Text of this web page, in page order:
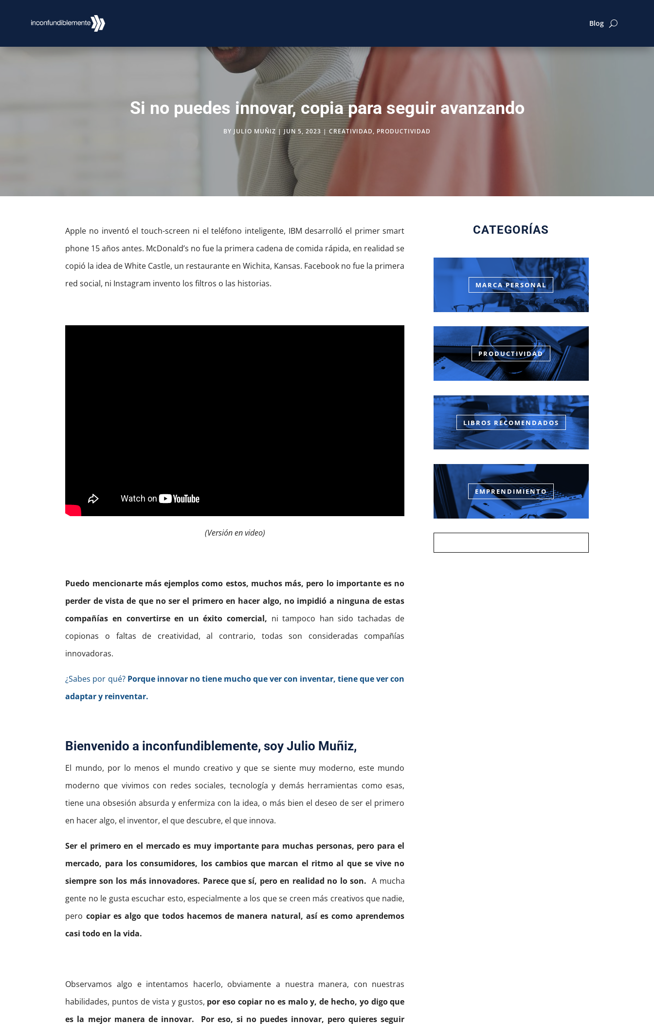
Blog
Si no puedes innovar, copia para seguir avanzando
BY JULIO MUÑIZ|JUN 5, 2023 | CREATIVIDAD, PRODUCTIVIDAD
Apple no inventó eltouch-screen ni el teléfono inteligente, IBM desarrolló el primersmart
phone 15 años antes. McDonald’s no fue la primera cadena de comida rápida, en realidad se
copió la idea de White Castle, un restaurante en Wichita, Kansas. Facebook no fue la primera
red social, ni Instagram invento los filtros o las historias.
(Versión en video)
Puedo mencionarte más ejemplos como estos, muchos más, pero lo importante es no
perder de vista de que no ser el primero en hacer algo, no impidió a ninguna de estas
compañías en convertirse en un éxito comercial, ni tampoco han sido tachadas de
copionas o faltas de creatividad, al contrario, todas son consideradas compañías
innovadoras.
¿Sabes por qué? Porque innovar no tiene mucho que ver con inventar, tiene que ver con
adaptar y reinventar.
Bienvenido a inconfundiblemente, soy Julio Muñiz,
El mundo, por lo menos el mundo creativo y que se siente muy moderno, este mundo
moderno que vivimos con redes sociales, tecnología y demás herramientas como esas,
tiene una obsesión absurda y enfermiza con la idea, o más bien el deseo de ser el primero
en hacer algo, el inventor, el que descubre, el que innova.
Ser el primero en el mercado es muy importante para muchas personas, pero para el
mercado, para los consumidores, los cambios que marcan el ritmo al que se vive no
siempre son los más innovadores. Parece que sí, pero en realidad no lo son. A mucha
gente no le gusta escuchar esto, especialmente a los que se creen más creativos que nadie,
pero copiar es algo que todos hacemos de manera natural, así es como aprendemos
casi todo en la vida.
Observamos algo e intentamos hacerlo, obviamente a nuestra manera, con nuestras
habilidades, puntos de vista y gustos, por eso copiar no es malo y, de hecho, yo digo que
es la mejor manera de innovar.
Por eso, si no puedes innovar, pero quieres seguir
CATEGORÍAS
MARCA PERSONAL
PRODUCTIVIDAD
LIBROS RECOMENDADOS
EMPRENDIMIENTO